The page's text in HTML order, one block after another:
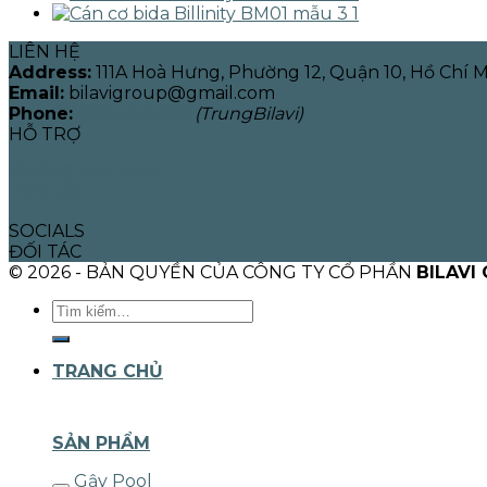
LIÊN HỆ
Address: 111A Hoà Hưng, Phường 12, Quận 10, Hồ Chí
Email: bilavigroup@gmail.com
Phone:
(TrungBilavi)
HỖ TRỢ
SOCIALS
ĐỐI TÁC
© 2026 - BẢN QUYỀN CỦA CÔNG TY CỔ PHẦN BILAVI
Tìm
TRANG CHỦ
SẢN PHẨM
Gậy Pool